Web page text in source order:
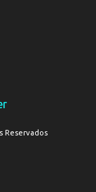
Reservados